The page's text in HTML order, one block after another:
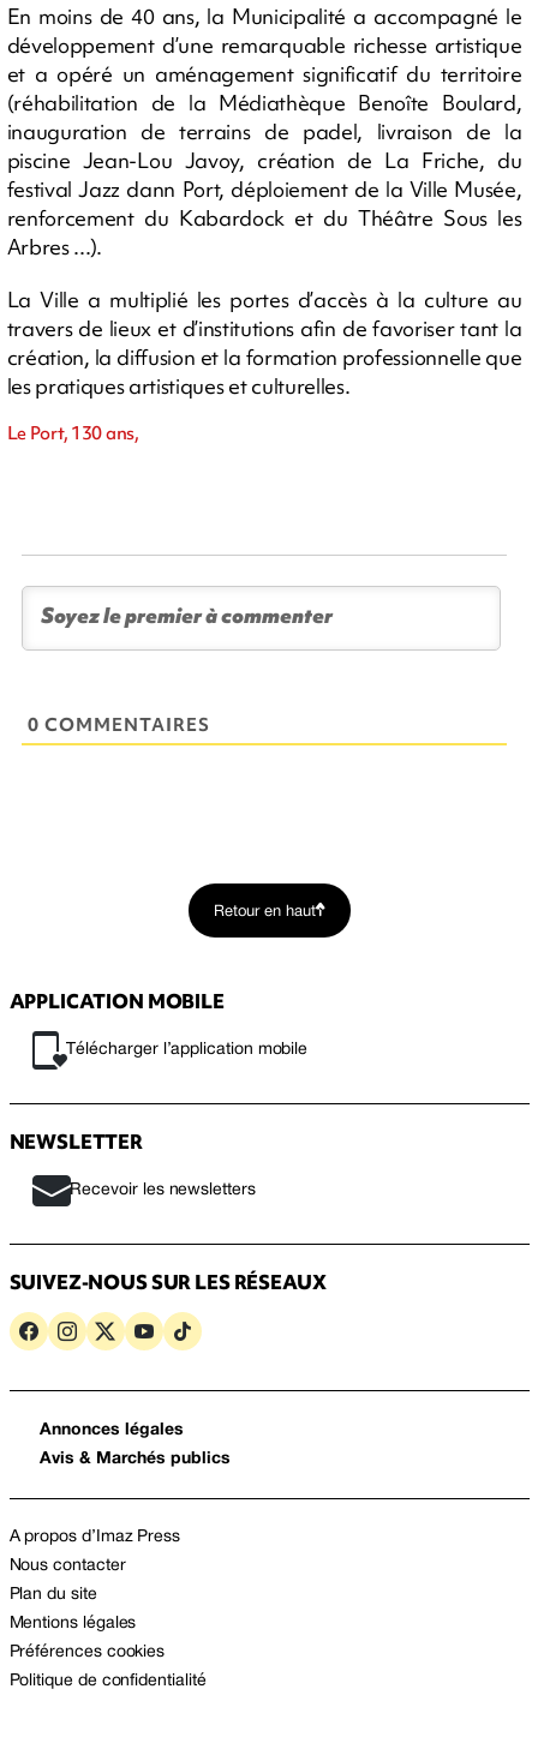
En moins de 40 ans, la Municipalité a accompagné le
développement d’une remarquable richesse artistique
et a opéré un aménagement significatif du territoire
(réhabilitation de la Médiathèque Benoîte Boulard,
inauguration de terrains de padel, livraison de la
piscine Jean-Lou Javoy, création de La Friche, du
festival Jazz dann Port, déploiement de la Ville Musée,
renforcement du Kabardock et du Théâtre Sous les
Arbres ...).
La Ville a multiplié les portes d’accès à la culture au
travers de lieux et d’institutions afin de favoriser tant la
création, la diffusion et la formation professionnelle que
les pratiques artistiques et culturelles.
Le Port, 130 ans,
0 COMMENTAIRES
Retour en haut
APPLICATION MOBILE
Télécharger l’application mobile
NEWSLETTER
Recevoir les newsletters
SUIVEZ-NOUS SUR LES RÉSEAUX
Annonces légales
Avis & Marchés publics
A propos d’Imaz Press
Nous contacter
Plan du site
Mentions légales
Préférences cookies
Politique de confidentialité